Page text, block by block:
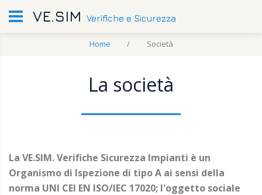
VE.SIM Verifiche e Sicurezza
Home Società
La società
La VE.SIM. Verifiche Sicurezza Impianti è un
Organismo di Ispezione di tipo A ai sensi della
norma UNI CEI EN ISO/IEC 17020; l'oggetto sociale